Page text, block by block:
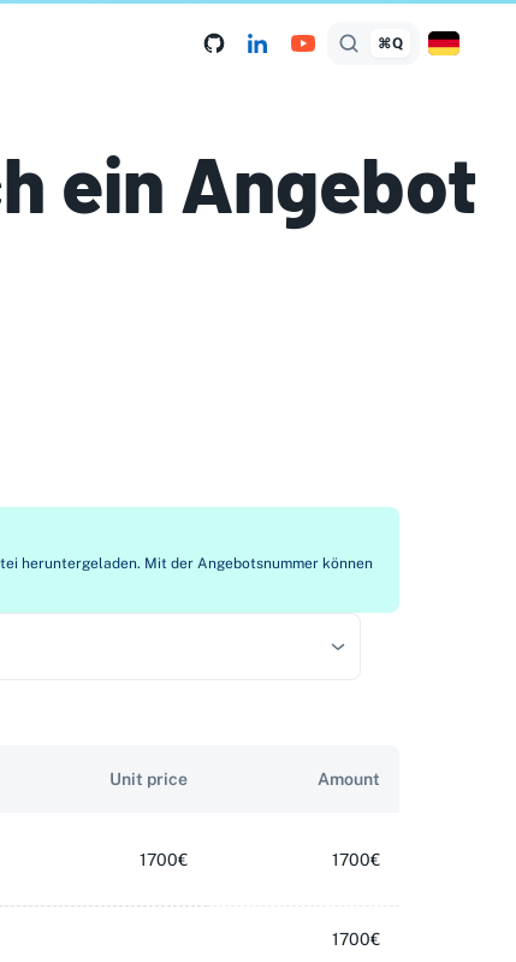
⌘Q
ein Angebot
heruntergeladen. Mit der Angebotsnummer können
Unit price Amount
1700€ 1700€
1700€